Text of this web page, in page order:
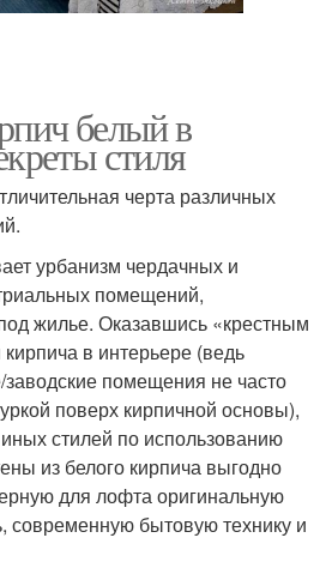
белый в
стиля
черта различных
урбанизм чердачных и
помещений,
жилье. Оказавшись «крестным
в интерьере (ведь
помещения не часто
поверх кирпичной основы),
стилей по использованию
из белого кирпича выгодно
для лофта оригинальную
современную бытовую технику и